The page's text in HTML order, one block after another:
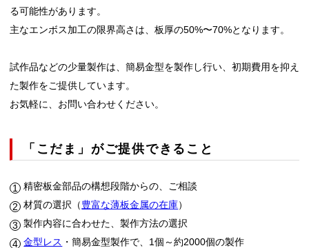
る可能性があります。
主なエンボス加工の限界高さは、板厚の50%〜70%となります。
試作品などの少量製作は、簡易金型を製作し行い、初期費用を抑え
た製作をご提供しています。
お気軽に、お問い合わせください。
「こだま」がご提供できること
精密板金部品の構想段階からの、ご相談
材質の選択（ 豊富な薄板金属の在庫）
製作内容に合わせた、製作方法の選択
金型レス ・簡易金型製作で、1個～約2000個の製作